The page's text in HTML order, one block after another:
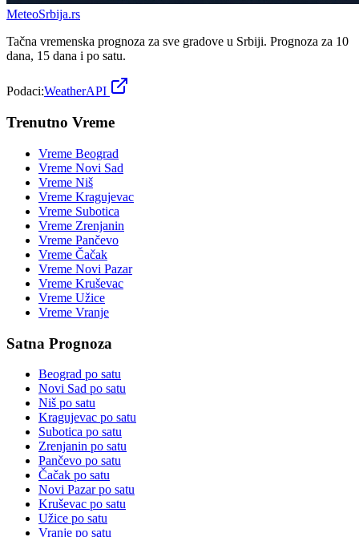
MeteoSrbija.rs
Tačna vremenska prognoza za sve gradove u Srbiji. Prognoza za 10
dana, 15 dana i po satu.
Podaci:WeatherAPI
Trenutno Vreme
Vreme Beograd
Vreme Novi Sad
Vreme Niš
Vreme Kragujevac
Vreme Subotica
Vreme Zrenjanin
Vreme Pančevo
Vreme Čačak
Vreme Novi Pazar
Vreme Kruševac
Vreme Užice
Vreme Vranje
Satna Prognoza
Beograd po satu
Novi Sad po satu
Niš po satu
Kragujevac po satu
Subotica po satu
Zrenjanin po satu
Pančevo po satu
Čačak po satu
Novi Pazarpo satu
Kruševac po satu
Užice po satu
Vranje po satu